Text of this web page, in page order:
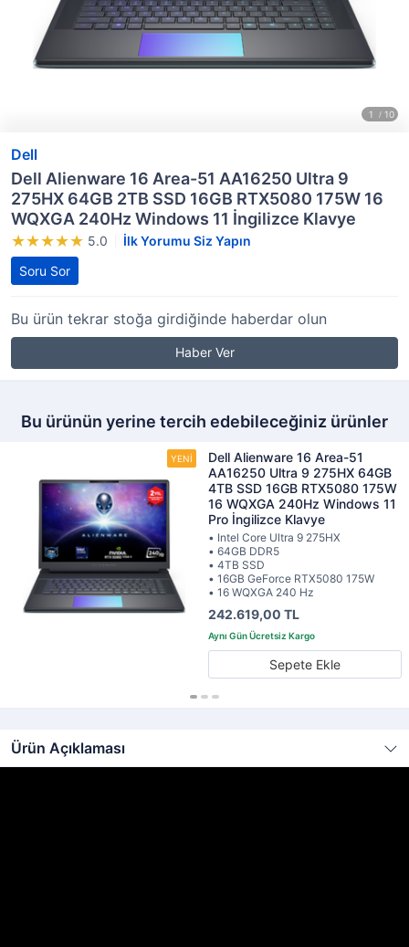
Dell
Dell Alienware 16 Area-51 AA16250 Ultra 9
275HX 64GB 2TB SSD 16GB RTX5080 175W 16
WQXGA 240Hz Windows 11 İngilizce Klavye
5.0
İlk Yorumu Siz Yapın
Soru Sor
Bu ürün tekrar stoğa girdiğinde haberdar olun
Haber Ver
Bu ürünün yerine tercih edebileceğiniz ürünler
Dell Alienware 16 Area-51
AA16250 Ultra 9 275HX 64GB
4TB SSD 16GB RTX5080 175W
16 WQXGA 240Hz Windows 11
Pro İngilizce Klavye
• Intel Core Ultra 9 275HX
• 64GB DDR5
• 4TB SSD
• 16GB GeForce RTX5080 175W
• 16 WQXGA 240 Hz
242.619,00 TL
Sepete Ekle
Ürün Açıklaması